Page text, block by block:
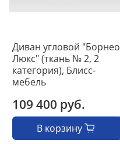
Диван угловой "Борнео
Люкс" (ткань № 2, 2
категория), Блисс-
мебель
109 400 руб.
В корзину